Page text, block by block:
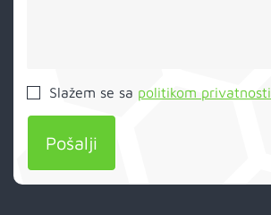
Slažem se sa politikom privatnosti
Pošalji